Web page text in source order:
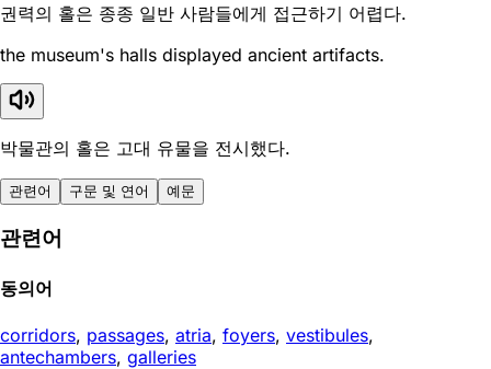
권력의 홀은 종종 일반 사람들에게 접근하기 어렵다.
the museum's halls displayed ancient artifacts.
박물관의 홀은 고대 유물을 전시했다.
관련어 구문 및 연어 예문
관련어
동의어
corridors, passages, atria, foyers, vestibules,
antechambers, galleries